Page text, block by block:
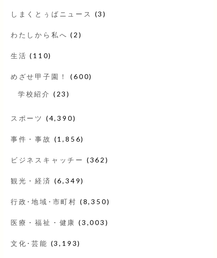
しまくとぅばニュース (3)
わたしから私へ (2)
生活 (110)
めざせ甲子園！ (600)
学校紹介 (23)
スポーツ (4,390)
事件・事故 (1,856)
ビジネスキャッチー (362)
観光・経済 (6,349)
行政･地域･市町村 (8,350)
医療・福祉・健康 (3,003)
文化･芸能 (3,193)